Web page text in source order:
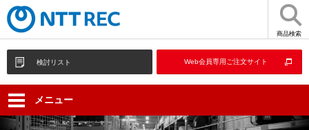
商品検索
検討リスト Web会員専用ご注文サイト
メニュー